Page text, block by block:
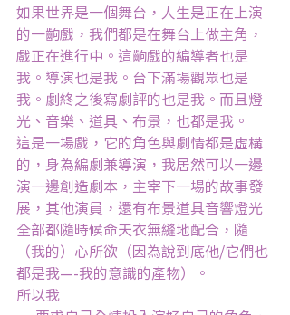
如果世界是一個舞台，人生是正在上演
的一齣戲，我們都是在舞台上做主角，
戲正在進行中。這齣戲的編導者也是
我。導演也是我。台下滿場觀眾也是
我。劇終之後寫劇評的也是我。而且燈
光、音樂、道具、布景，也都是我。
這是一場戲，它的角色與劇情都是虛構
的，身為編劇兼導演，我居然可以一邊
演一邊創造劇本，主宰下一場的故事發
展，其他演員，還有布景道具音響燈光
全部都隨時候命天衣無縫地配合，隨
（我的）心所欲（因為說到底他/它們也
都是我—-我的意識的產物）。
所以我